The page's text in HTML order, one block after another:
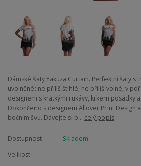
Dámské šaty Yakuza Curtain. Perfektní šaty s
uvolněné: ne příliš štíhlé, ne příliš volné, v
designem s krátkými rukávy, krkem posádky
Dokončeno s designem Allover Print Design
bočním švu. Dávejte si p... celý popis
Dostupnost
Skladem
Velikost